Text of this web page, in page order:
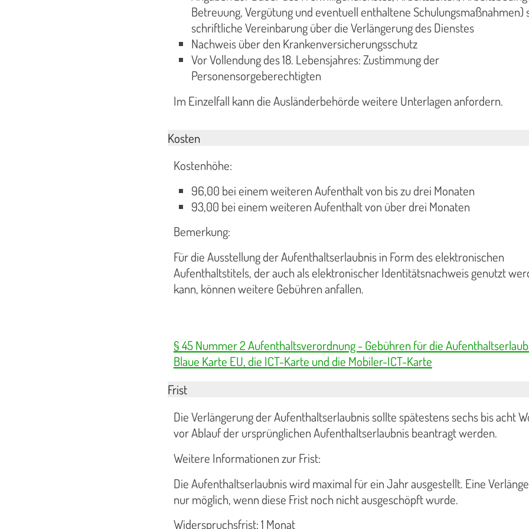
Betreuung, Vergütung und eventuell enthaltene Schulungsmaßnahmen)
schriftliche Vereinbarung über die Verlängerung des Dienstes
Nachweis über den Krankenversicherungsschutz
Vor Vollendung des 18. Lebensjahres: Zustimmung der
Personensorgeberechtigten
Im Einzelfall kann die Ausländerbehörde weitere Unterlagen anfordern.
Kosten
Kostenhöhe:
96,00 bei einem weiteren Aufenthalt von bis zu drei Monaten
93,00 bei einem weiteren Aufenthalt von über drei Monaten
Bemerkung:
Für die Ausstellung der Aufenthaltserlaubnis in Form des elektronischen
Aufenthaltstitels, der auch als elektronischer Identitätsnachweis genutzt
kann, können weitere Gebühren anfallen.
§ 45 Nummer 2 Aufenthaltsverordnung - Gebühren für die
Blaue Karte EU, die ICT-Karte und die Mobiler-ICT-Karte
Frist
Die Verlängerung der Aufenthaltserlaubnis sollte spätestens sechs bis acht
vor Ablauf der ursprünglichen Aufenthaltserlaubnis beantragt werden.
Weitere Informationen zur Frist:
Die Aufenthaltserlaubnis wird maximal für ein Jahr ausgestellt. Eine
nur möglich, wenn diese Frist noch nicht ausgeschöpft wurde.
Widerspruchsfrist: 1 Monat